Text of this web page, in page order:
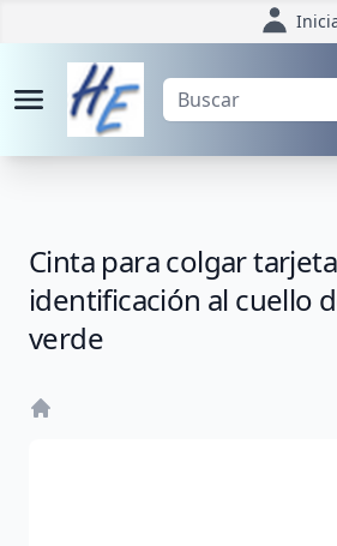
Cinta para colgar
identificación al cuello
verde